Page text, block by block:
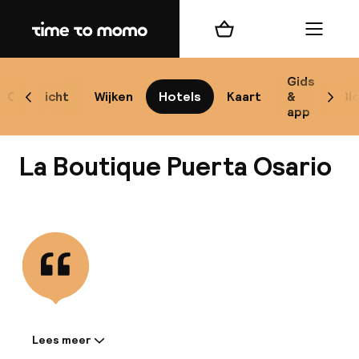
Home
Overzicht Wijken Hotels Kaart
Gids
&
app
Scroll naar links
Winkelmand Menu
La Boutique Puerta Osario
Informatie gedeeld door de
Lees meer